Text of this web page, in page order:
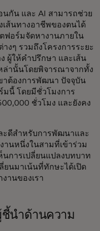
กัน และ AI สามารถช่วย
ส้นทางอาชีพของตนได้
ฟอร์มจัดหางานภายใน
งๆ รวมถึงโครงการระยะ
ผู้ให้คำปรึกษา และเส้น
ล่านั้นโดยพิจารณาจากทั้ง
าต้องการพัฒนา ปัจจุบัน
มนี้ โดยมีชั่วโมงการ
ชั่วโมง และยังคง
ะดีสำหรับการพัฒนาและ
านหนึ่งในสามที่เข้าร่วม
นการเปลี่ยนแปลงบทบาท
ยนมาเน้นที่ทักษะได้เปิด
านของเรา
นำด้านความ